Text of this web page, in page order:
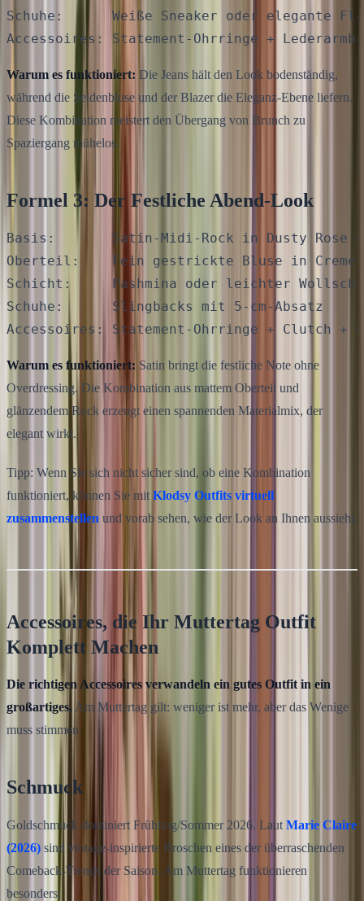
Schuhe:      Weiße Sneaker oder elegante
Warum es funktioniert: Die Jeans hält den Look bodenständig,
während die Seidenbluse und der Blazer die Eleganz-Ebene liefern.
Diese Kombination meistert den Übergang von Brunch zu
Spaziergang mühelos.
Formel 3: Der Festliche Abend-Look
Basis:       Satin-Midi-Rock in Dusty Rose
Oberteil:    Fein gestrickte Bluse in Creme
Schicht:     Pashmina oder leichter
Schuhe:      Slingbacks mit 5-cm-Absatz
Warum es funktioniert: Satin bringt die festliche Note ohne
Overdressing. Die Kombination aus mattem Oberteil und
glänzendem Rock erzeugt einen spannenden Materialmix, der
elegant wirkt.
Tipp: Wenn Sie sich nicht sicher sind, ob eine Kombination
funktioniert, können Sie mit Klodsy Outfits virtuell
zusammenstellen und vorab sehen, wie der Look an Ihnen aussieht.
Accessoires, die Ihr Muttertag Outfit
Komplett Machen
Die richtigen Accessoires verwandeln ein gutes Outfit in ein
großartiges. Am Muttertag gilt: weniger ist mehr, aber das Wenige
muss stimmen.
Schmuck
Goldschmuck dominiert Frühling/Sommer 2026. Laut Marie Claire
(2026) sind vintage-inspirierte Broschen eines der überraschenden
Comeback-Trends der Saison. Am Muttertag funktionieren
besonders: